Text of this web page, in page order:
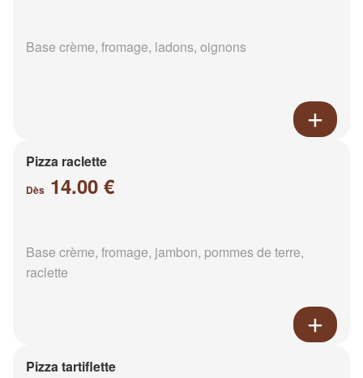
Base crème, fromage, ladons, oignons
Pizza raclette
Dès 14.00 €
Base crème, fromage, jambon, pommes de terre,
raclette
Pizza tartiflette